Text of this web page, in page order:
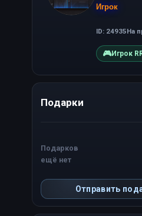
Игрок
ID: 24935На
🎮Игрок
Подарки
Подарков
ещё нет
Отправить